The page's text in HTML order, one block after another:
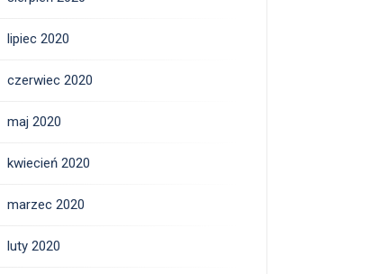
lipiec 2020
czerwiec 2020
maj 2020
kwiecień 2020
marzec 2020
luty 2020